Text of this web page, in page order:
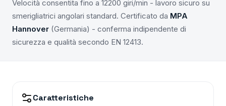
Velocità consentita fino a 12200 giri/min - lavoro sicuro su
smerigliatrici angolari standard. Certificato da MPA
Hannover (Germania) - conferma indipendente di
sicurezza e qualità secondo EN 12413.
Caratteristiche